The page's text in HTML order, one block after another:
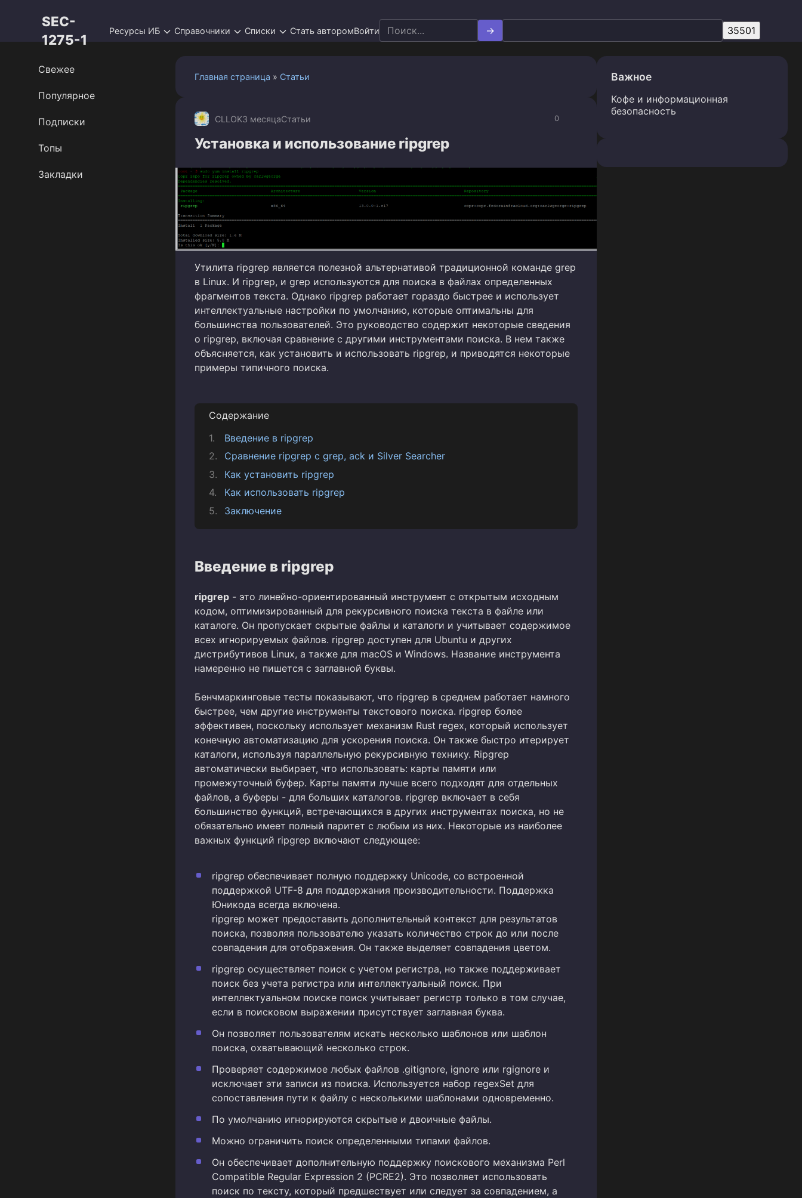
SEC-
1275-1
Ресурсы ИБ Справочники Списки Стать авторомВойти
Search
for:
Главная страница » Статьи
0
CLLOK3 месяцаСтатьи
Установка и использование ripgrep
Утилита ripgrep является полезной альтернативой традиционной команде grep
в Linux. И ripgrep, и grep используются для поиска в файлах определенных
фрагментов текста. Однако ripgrep работает гораздо быстрее и использует
интеллектуальные настройки по умолчанию, которые оптимальны для
большинства пользователей. Это руководство содержит некоторые сведения
о ripgrep, включая сравнение с другими инструментами поиска. В нем также
объясняется, как установить и использовать ripgrep, и приводятся некоторые
примеры типичного поиска.
Содержание
Введение в ripgrep
Сравнение ripgrep с grep, ack и Silver Searcher
Как установить ripgrep
Как использовать ripgrep
Заключение
Введение в ripgrep
ripgrep - это линейно-ориентированный инструмент с открытым исходным
кодом, оптимизированный для рекурсивного поиска текста в файле или
каталоге. Он пропускает скрытые файлы и каталоги и учитывает содержимое
всех игнорируемых файлов. ripgrep доступен для Ubuntu и других
дистрибутивов Linux, а также для macOS и Windows. Название инструмента
намеренно не пишется с заглавной буквы.
Бенчмаркинговые тесты показывают, что ripgrep в среднем работает намного
быстрее, чем другие инструменты текстового поиска. ripgrep более
эффективен, поскольку использует механизм Rust regex, который использует
конечную автоматизацию для ускорения поиска. Он также быстро итерирует
каталоги, используя параллельную рекурсивную технику. Ripgrep
автоматически выбирает, что использовать: карты памяти или
промежуточный буфер. Карты памяти лучше всего подходят для отдельных
файлов, а буферы - для больших каталогов. ripgrep включает в себя
большинство функций, встречающихся в других инструментах поиска, но не
обязательно имеет полный паритет с любым из них. Некоторые из наиболее
важных функций ripgrep включают следующее:
ripgrep обеспечивает полную поддержку Unicode, со встроенной
поддержкой UTF-8 для поддержания производительности. Поддержка
Юникода всегда включена.
ripgrep может предоставить дополнительный контекст для результатов
поиска, позволяя пользователю указать количество строк до или после
совпадения для отображения. Он также выделяет совпадения цветом.
ripgrep осуществляет поиск с учетом регистра, но также поддерживает
поиск без учета регистра или интеллектуальный поиск. При
интеллектуальном поиске поиск учитывает регистр только в том случае,
если в поисковом выражении присутствует заглавная буква.
Он позволяет пользователям искать несколько шаблонов или шаблон
поиска, охватывающий несколько строк.
Проверяет содержимое любых файлов .gitignore, ignore или rgignore и
исключает эти записи из поиска. Используется набор regexSet для
сопоставления пути к файлу с несколькими шаблонами одновременно.
По умолчанию игнорируются скрытые и двоичные файлы.
Можно ограничить поиск определенными типами файлов.
Он обеспечивает дополнительную поддержку поискового механизма Perl
Compatible Regular Expression 2 (PCRE2). Это позволяет использовать
поиск по тексту, который предшествует или следует за совпадением, а
Свежее
Популярное
Подписки
Топы
Закладки
Важное
Кофе и информационная
безопасность